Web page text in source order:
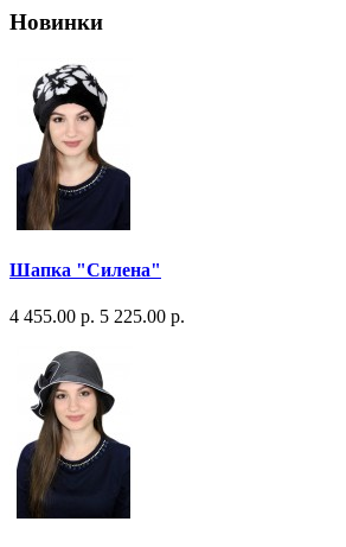
Новинки
Шапка "Силена"
4 455.00 р. 5 225.00 р.